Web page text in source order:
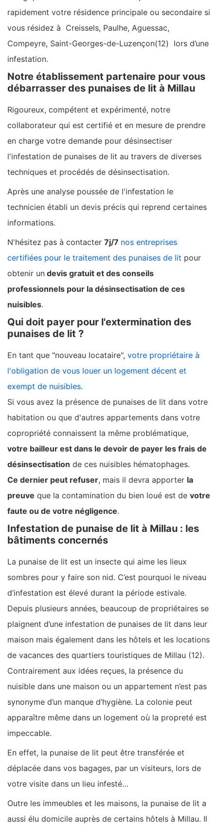
rapidement votre résidence principale ou secondaire si
vous résidez à Creissels, Paulhe, Aguessac,
Compeyre, Saint-Georges-de-Luzençon(12) lors d’une
infestation.
Notre établissement partenaire pour vous
débarrasser des punaises de lit à Millau
Rigoureux, compétent et expérimenté, notre
collaborateur qui est certifié et en mesure de prendre
en charge votre demande pour désinsectiser
l'infestation de punaises de lit au travers de diverses
techniques et procédés de désinsectisation.
Après une analyse poussée de l'infestation le
technicien établi un devis précis qui reprend certaines
informations.
N'hésitez pas à contacter 7j/7 nos entreprises
certifiées pour le traitement des punaises de lit pour
obtenir un devis gratuit et des conseils
professionnels pour la désinsectisation de ces
nuisibles.
Qui doit payer pour l'extermination des
punaises de lit ?
En tant que "nouveau locataire", votre propriétaire à
l'obligation de vous louer un logement décent et
exempt de nuisibles.
Si vous avez la présence de punaises de lit dans votre
habitation ou que d'autres appartements dans votre
copropriété connaissent la même problématique,
votre bailleur est dans le devoir de payer les frais de
désinsectisation de ces nuisibles hématophages.
Ce dernier peut refuser, mais il devra apporter la
preuve que la contamination du bien loué est de votre
faute ou de votre négligence.
Infestation de punaise de lit à Millau : les
bâtiments concernés
La punaise de lit est un insecte qui aime les lieux
sombres pour y faire son nid. C’est pourquoi le niveau
d’infestation est élevé durant la période estivale.
Depuis plusieurs années, beaucoup de propriétaires se
plaignent d’une infestation de punaises de lit dans leur
maison mais également dans les hôtels et les locations
de vacances des quartiers touristiques de Millau (12).
Contrairement aux idées reçues, la présence du
nuisible dans une maison ou un appartement n’est pas
synonyme d’un manque d’hygiène. La colonie peut
apparaître même dans un logement où la propreté est
impeccable.
En effet, la punaise de lit peut être transférée et
déplacée dans vos bagages, par un visiteurs, lors de
votre visite dans un lieu infesté…
Outre les immeubles et les maisons, la punaise de lit a
aussi élu domicile auprès de certains hôtels à Millau. Il